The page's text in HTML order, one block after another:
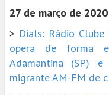
27 de março de 2020
> Dials: Rádio
opera de forma
Adamantina (SP)
migrante AM-FM de